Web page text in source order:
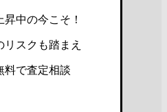
中の今こそ！
スクも踏まえ
料で査定相談